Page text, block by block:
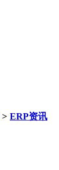
> ERP资讯